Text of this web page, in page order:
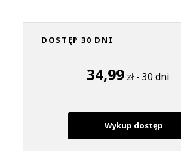
DOSTĘP 30 DNI
34,99 zł - 30 dni
Wykup dostęp